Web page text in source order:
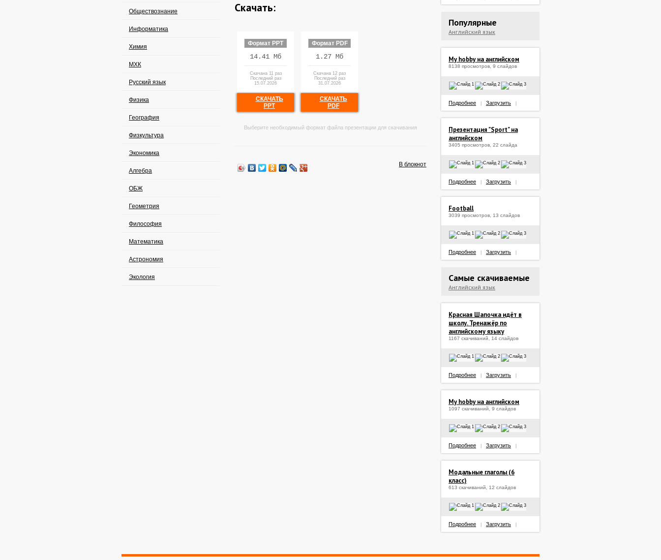
Обществознание
Информатика
Химия
МХК
Русский язык
Физика
География
Физкультура
Экономика
Алгебра
ОБЖ
Геометрия
Философия
Математика
Астрономия
Экология
Скачать:
Формат PPT
14.41 Мб
Скачана 11 раз
Последний раз
15.07.2026
СКАЧАТЬ
PPT
Формат PDF
1.27 Мб
Скачана 12 раз
Последний раз
31.07.2026
СКАЧАТЬ
PDF
Выберите необходимый формат файла презентации для скачивания
В блокнот
Популярные
Английский язык
My hobby на английском
8138 просмотров, 9 слайдов
Подробнее Загрузить
Презентация "Sport" на
английском
3405 просмотров, 22 слайда
Подробнее Загрузить
Football
3039 просмотров, 13 слайдов
Подробнее Загрузить
Самые скачиваемые
Английский язык
Красная Шапочка идёт в
школу. Тренажёр по
английскому языку
1167 скачиваний, 14 слайдов
Подробнее Загрузить
My hobby на английском
1097 скачиваний, 9 слайдов
Подробнее Загрузить
Модальные глаголы (6
класс)
613 скачиваний, 12 слайдов
Подробнее Загрузить